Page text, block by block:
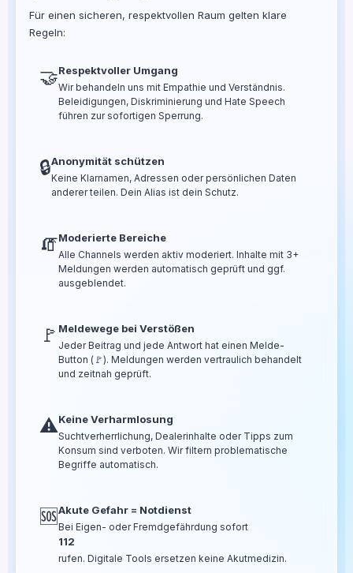
Für einen sicheren, respektvollen Raum gelten klare
Regeln:
🤝Respektvoller Umgang
Wir behandeln uns mit Empathie und Verständnis.
Beleidigungen, Diskriminierung und Hate Speech
führen zur sofortigen Sperrung.
🔒Anonymität schützen
Keine Klarnamen, Adressen oder persönlichen Daten
anderer teilen. Dein Alias ist dein Schutz.
🧯Moderierte Bereiche
Alle Channels werden aktiv moderiert. Inhalte mit 3+
Meldungen werden automatisch geprüft und ggf.
ausgeblendet.
🚩 Meldewege bei Verstößen
Jeder Beitrag und jede Antwort hat einen Melde-
Button (🚩). Meldungen werden vertraulich behandelt
und zeitnah geprüft.
⚠️Keine Verharmlosung
Suchtverherrlichung, Dealerinhalte oder Tipps zum
Konsum sind verboten. Wir filtern problematische
Begriffe automatisch.
🆘Akute Gefahr = Notdienst
Bei Eigen- oder Fremdgefährdung sofort
112
rufen. Digitale Tools ersetzen keine Akutmedizin.